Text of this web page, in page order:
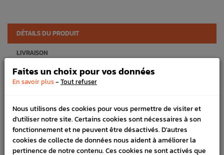
DÉTAILS DU PRODUIT
LIVRAISON
VÉHICULES COMPATIBLE
Marque :SUBARU
Référence :4354
FICHE TECHNIQUE
Faites un choix pour vos données
En savoir plus- Tout refuser
Nous utilisons des cookies pour vous permettre de visiter et
d'utiliser notre site. Certains cookies sont nécessaires à son
fonctionnement et ne peuvent être désactivés. D'autres
cookies de collecte de données nous aident à améliorer la
pertinence de notre contenu. Ces cookies ne sont activés que